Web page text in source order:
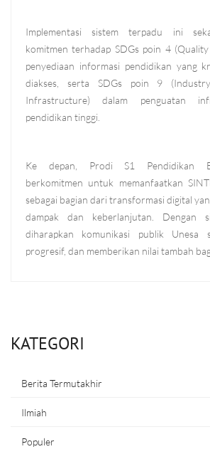
Implementasi sistem terpadu ini
komitmen terhadap SDGs poin 4
penyediaan informasi pendidikan yang
diakses, serta SDGs poin 9
Infrastructure) dalam penguatan
pendidikan tinggi.
Ke depan, Prodi S1 Pendidikan
berkomitmen untuk memanfaatkan
sebagai bagian dari transformasi digital
dampak dan keberlanjutan. Dengan
diharapkan komunikasi publik Unesa
progresif, dan memberikan nilai tambah
KATEGORI
Berita Termutakhir
Ilmiah
Populer